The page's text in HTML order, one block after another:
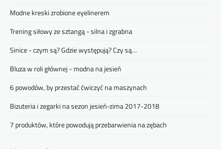
Modne kreski zrobione eyelinerem
Trening siłowy ze sztangą - silna i zgrabna
Sinice - czym są? Gdzie występują? Czy są…
Bluza w roli głównej - modna na jesień
6 powodów, by przestać ćwiczyć na maszynach
Bizuteria i zegarki na sezon jesień-zima 2017-2018
7 produktów, które powodują przebarwienia na zębach